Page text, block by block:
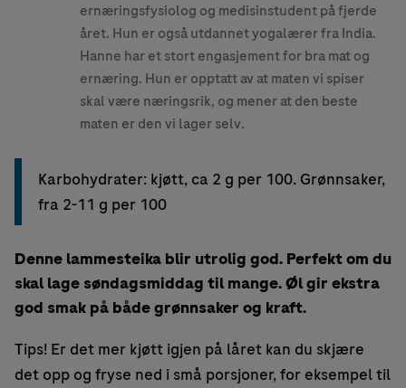
ernæringsfysiolog og medisinstudent på fjerde
året. Hun er også utdannet yogalærer fra India.
Hanne har et stort engasjement for bra mat og
ernæring. Hun er opptatt av at maten vi spiser
skal være næringsrik, og mener at den beste
maten er den vi lager selv.
Karbohydrater: kjøtt, ca 2 g per 100. Grønnsaker,
fra 2-11 g per 100
Denne lammesteika blir utrolig god. Perfekt om du
skal lage søndagsmiddag til mange. Øl gir ekstra
god smak på både grønnsaker og kraft.
Tips! Er det mer kjøtt igjen på låret kan du skjære
det opp og fryse ned i små porsjoner, for eksempel til